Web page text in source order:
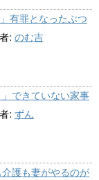
有罪となったぶつ
: のむ吉
」できていない家事
: ずん
介護も妻がやるのが